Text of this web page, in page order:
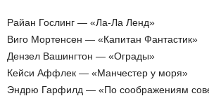
Райан Гослинг — «Ла-Ла Ленд»
Виго Мортенсен — «Капитан Фантастик»
Дензел Вашингтон — «Ограды»
Кейси Аффлек — «Манчестер у моря»
Эндрю Гарфилд — «По соображениям